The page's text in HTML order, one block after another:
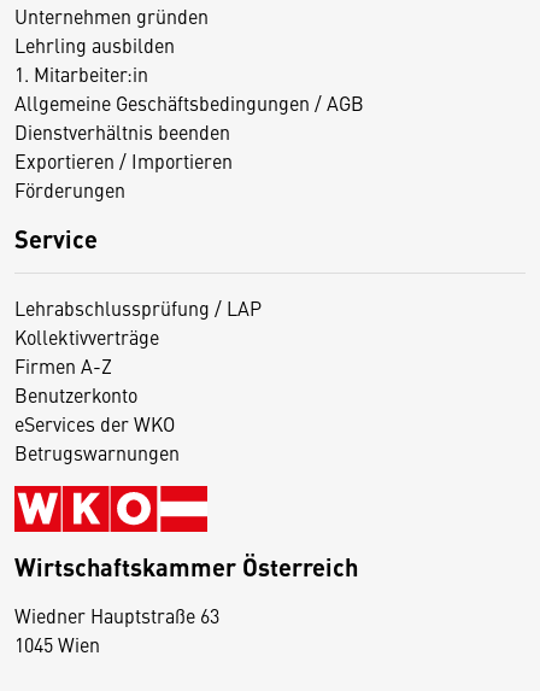
Unternehmen gründen
Lehrling ausbilden
1. Mitarbeiter:in
Allgemeine Geschäftsbedingungen / AGB
Dienstverhältnis beenden
Exportieren / Importieren
Förderungen
Service
Lehrabschlussprüfung / LAP
Kollektivverträge
Firmen A-Z
Benutzerkonto
eServices der WKO
Betrugswarnungen
Wirtschaftskammer Österreich
Wiedner Hauptstraße 63
1045 Wien
D